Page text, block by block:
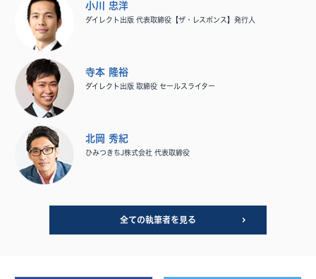
小川 忠洋
ダイレクト出版 代表取締役【ザ・レスポンス】発行人
寺本 隆裕
ダイレクト出版 取締役 セールスライター
北岡 秀紀
ひみつきちJ株式会社 代表取締役
全ての執筆者を見る